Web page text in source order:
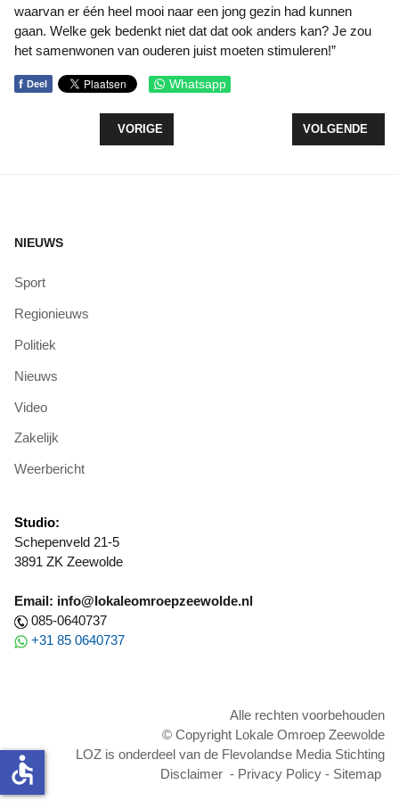
waarvan er één heel mooi naar een jong gezin had kunnen
gaan. Welke gek bedenkt niet dat dat ook anders kan? Je zou
het samenwonen van ouderen juist moeten stimuleren!”
f Deel Whatsapp
VORIG ARTIKEL: RAADSBESLUITEN TE GOEDER
VORIGE VOLGENDE
VOLGENDE
NIEUWS
Sport
Regionieuws
Politiek
Nieuws
Video
Zakelijk
Weerbericht
Studio:
Schepenveld 21-5
3891 ZK Zeewolde
Email: info@lokaleomroepzeewolde.nl
085-0640737
+31 85 0640737
Alle rechten voorbehouden
© Copyright Lokale Omroep Zeewolde
LOZ is onderdeel van de Flevolandse Media Stichting
Disclaimer - Privacy Policy - Sitemap
accessible